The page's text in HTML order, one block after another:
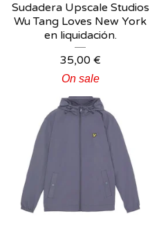
Sudadera Upscale Studios
Wu Tang Loves New York
en liquidación.
35,00 €
On sale